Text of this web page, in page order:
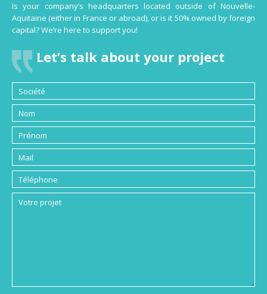
Is your company’s headquarters located outside of Nouvelle-
Aquitaine (either in France or abroad), or is it 50% owned by foreign
capital? We’re here to support you!
Let’s talk about your project